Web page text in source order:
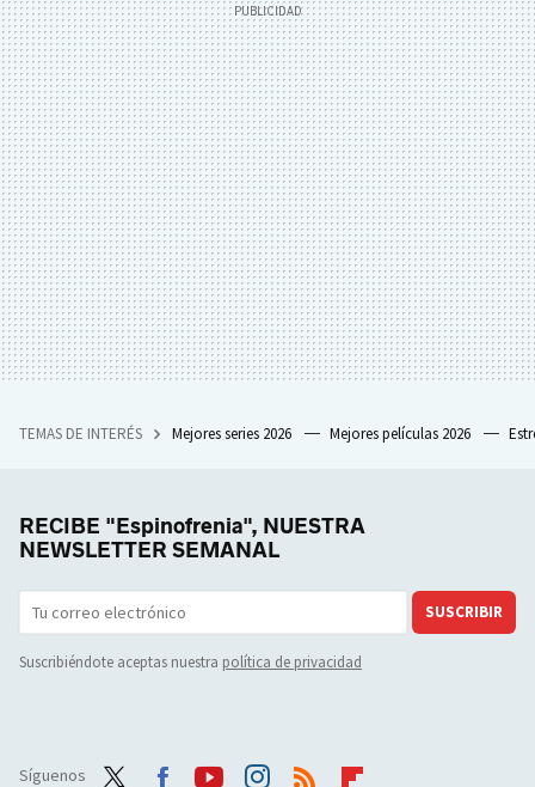
TEMAS DE INTERÉS Mejores series 2026 Mejores películas 2026
RECIBE "Espinofrenia", NUESTRA
NEWSLETTER SEMANAL
SUSCRIBIR
Suscribiéndote aceptas nuestra política de privacidad
Síguenos